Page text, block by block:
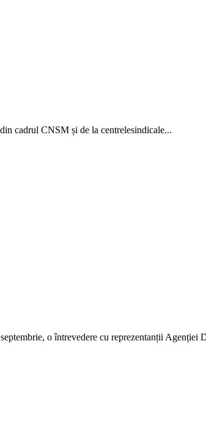
cadrul CNSM și de la centrelesindicale...
o întrevedere cu reprezentanții Agenției